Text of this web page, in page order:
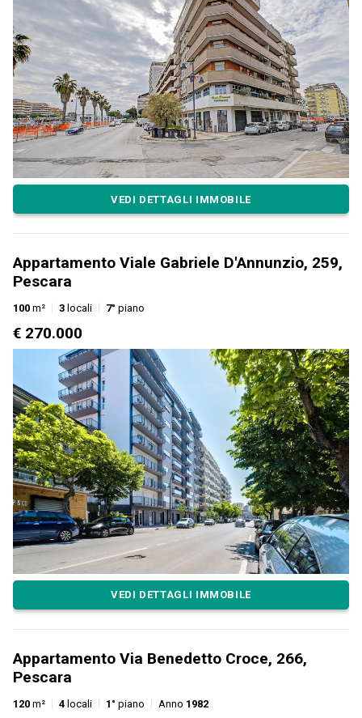
VEDI DETTAGLI IMMOBILE
Appartamento Viale Gabriele D'Annunzio, 259,
Pescara
100 m² 3 locali 7° piano
€ 270.000
VEDI DETTAGLI IMMOBILE
Appartamento Via Benedetto Croce, 266,
Pescara
120 m² 4 locali 1° piano Anno 1982